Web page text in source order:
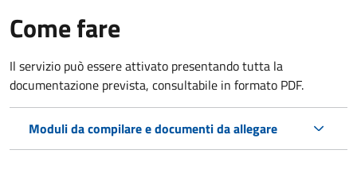
Come fare
Il servizio può essere attivato presentando tutta la
documentazione prevista, consultabile in formato PDF.
Moduli da compilare e documenti da allegare